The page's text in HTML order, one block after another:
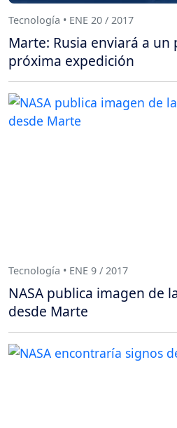
Tecnología • ENE 20 / 2017
Marte: Rusia enviará a un
próxima expedición
Tecnología • ENE 9 / 2017
NASA publica imagen de
desde Marte